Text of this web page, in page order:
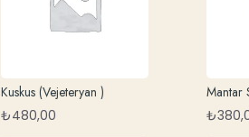
Kuskus (Vejeteryan )
₺480,00
Mantar
₺